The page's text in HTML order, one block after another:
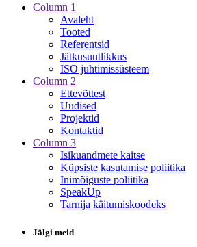
Column 1
Avaleht
Tooted
Referentsid
Jätkusuutlikkus
ISO juhtimissüsteem
Column 2
Ettevõttest
Uudised
Projektid
Kontaktid
Column 3
Isikuandmete kaitse
Küpsiste kasutamise poliitika
Inimõiguste poliitika
SpeakUp
Tarnija käitumiskoodeks
Jälgi meid